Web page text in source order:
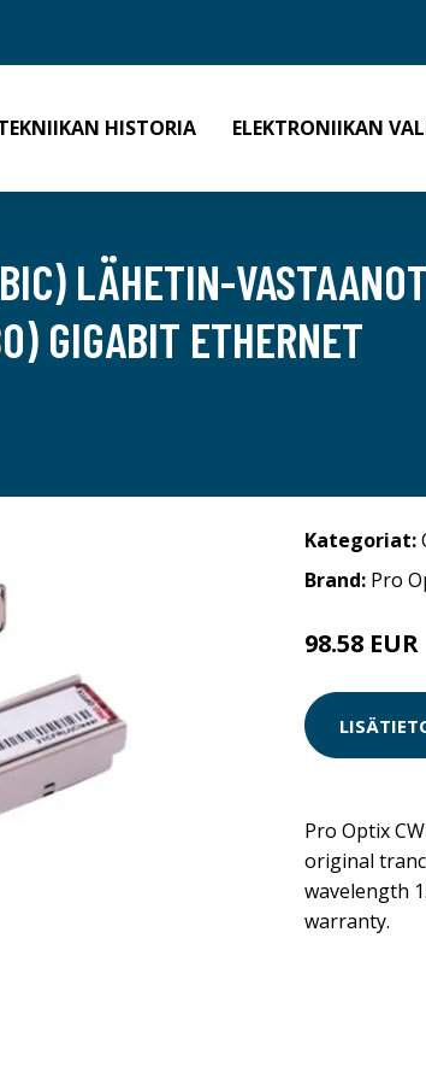
HISTORIA ELEKTRONIIKAN
LÄHETIN-
GIGABIT ETHERNET
Kategoriat:
Brand: Pro
98.58 EUR
Pro Optix
original
wavelength
warranty.